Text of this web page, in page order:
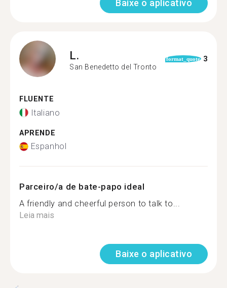
Baixe o aplicativo
L.
San Benedetto del Tronto
format_quote 3
FLUENTE
Italiano
APRENDE
Espanhol
Parceiro/a de bate-papo ideal
A friendly and cheerful person to talk to...
Leia mais
Baixe o aplicativo